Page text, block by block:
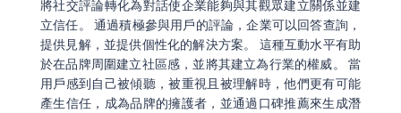
將社交評論轉化為對話使企業能夠與其觀眾建立關係並建
立信任。 通過積極參與用戶的評論，企業可以回答查詢，
提供見解，並提供個性化的解決方案。 這種互動水平有助
於在品牌周圍建立社區感，並將其建立為行業的權威。 當
用戶感到自己被傾聽，被重視且被理解時，他們更有可能
產生信任，成為品牌的擁護者，並通過口碑推薦來生成潛